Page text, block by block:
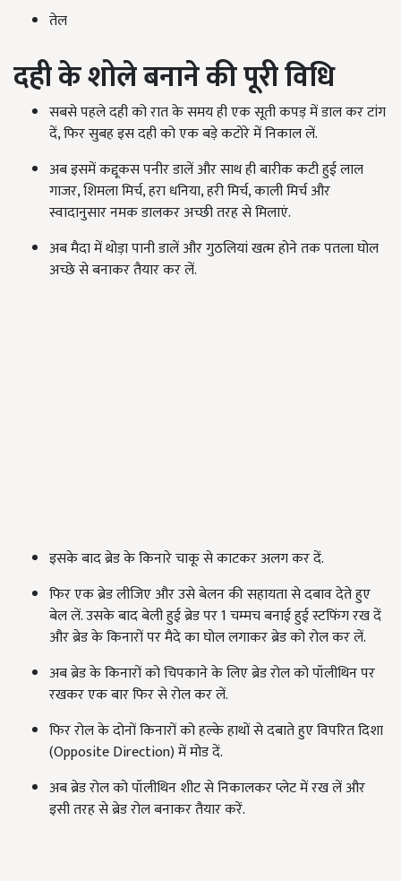
तेल
दहीकेशोलेबनानेकीपूरीविधि
सबसे पहले दही को रात के समय ही एक सूती कपड़ में डाल कर टांग
दें, फिर सुबह इस दही को एक बड़े कटोरे में निकाल लें.
अब इसमें कद्दूकस पनीर डालें और साथ ही बारीक कटी हुई लाल
गाजर, शिमला मिर्च, हरा धनिया, हरी मिर्च, काली मिर्च और
स्वादानुसार नमक डालकर अच्छी तरह से मिलाएं.
अब मैदा में थोड़ा पानी डालें और गुठलियां खत्म होने तक पतला घोल
अच्छे से बनाकर तैयार कर लें.
इसके बाद ब्रेड के किनारे चाकू से काटकर अलग कर दें.
फिर एक ब्रेड लीजिए और उसे बेलन की सहायता से दबाव देते हुए
बेल लें. उसके बाद बेली हुई ब्रेड पर 1 चम्मच बनाई हुई स्टफिंग रख दें
और ब्रेड के किनारों पर मैदे का घोल लगाकर ब्रेड को रोल कर लें.
अब ब्रेड के किनारों को चिपकाने के लिए ब्रेड रोल को पॉलीथिन पर
रखकर एक बार फिर से रोल कर लें.
फिर रोल के दोनों किनारों को हल्के हाथों से दबाते हुए विपरित दिशा
(Opposite Direction) में मोड दें.
अब ब्रेड रोल को पॉलीथिन शीट से निकालकर प्लेट में रख लें और
इसी तरह से ब्रेड रोल बनाकर तैयार करें.